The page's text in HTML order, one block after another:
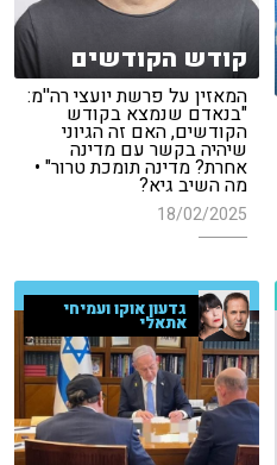
קודש הקודשים
המאזין על פרשת יועצי רה''מ:
"בנאדם שנמצא בקודש
הקודשים, האם זה הגיוני
שיהיה בקשר עם מדינה
אחרת? מדינה תומכת טרור" •
מה השיב גיא?
18/02/2025
גדעון אוקו ועמיחי
אתאלי